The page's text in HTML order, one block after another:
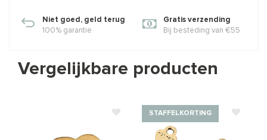
Niet goed, geld terug
100% garantie
Gratis verzending
Bij besteding van €55
Vergelijkbare producten
STAFFELKORTING